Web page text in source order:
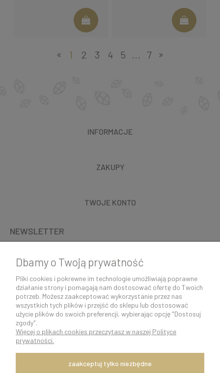
1 2 3 4 5 ... 7
INFORMACJE
ZAKUPY
TWOJE KONTO
NEWSLETTER
K O N T A K T 5 0 0 5 0 6 9 2 9 | s k l e p @ c o c o s h k i . p l
pokaż pełną wersję strony
Szybka i sprawna wysyłka w ciągu 24h.
Dbamy o Twoją prywatność
Pliki cookies i pokrewne im technologie umożliwiają poprawne
działanie strony i pomagają nam dostosować ofertę do Twoich
potrzeb. Możesz zaakceptować wykorzystanie przez nas
wszystkich tych plików i przejść do sklepu lub dostosować
użycie plików do swoich preferencji, wybierając opcję "Dostosuj
zgody".
Więcej o plikach cookies przeczytasz w naszej Polityce
prywatności.
zaakceptuj tylko niezbędne